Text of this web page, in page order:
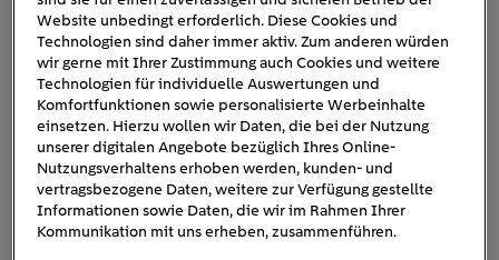
Formel-Stromverbrauch
Website unbedingt erforderlich. Diese Cookies und
Technologien sind daher immer aktiv. Zum anderen würden
wir gerne mit Ihrer Zustimmung auch Cookies und weitere
Technologien für individuelle Auswertungen und
Komfortfunktionen sowie personalisierte Werbeinhalte
einsetzen. Hierzu wollen wir Daten, die bei der Nutzung
unserer digitalen Angebote bezüglich Ihres Online-
Nutzungsverhaltens erhoben werden, kunden- und
vertragsbezogene Daten, weitere zur Verfügung gestellte
Informationen sowie Daten, die wir im Rahmen Ihrer
Kommunikation mit uns erheben, zusammenführen.